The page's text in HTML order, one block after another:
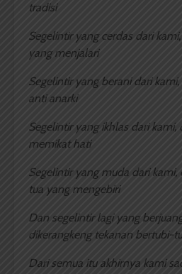
tradisi
Segelintir yang cerdas dari
yang menjalari
Segelintir yang berani dari
anti anarki
Segelintir yang ikhlas dari kami,
memikat hati
Segelintir yang muda dari kami,
tua yang mengebiri
Dan segelintir lagi yang
dikerangkeng tekanan bertubi-
Dari semua itu akhirnya kami